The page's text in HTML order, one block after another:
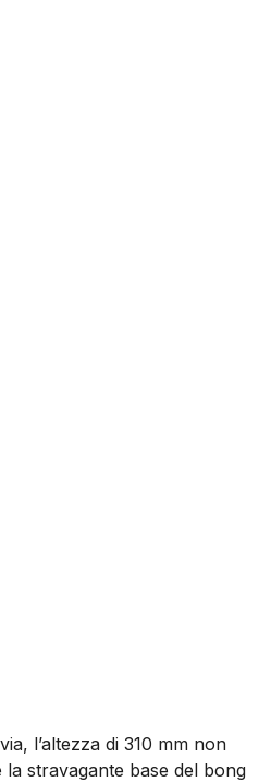
l’altezza di 310 mm non
stravagante base del bong